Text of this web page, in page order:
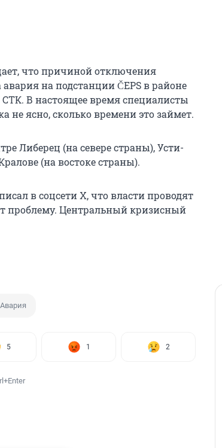
что причиной отключения
на подстанции ČEPS в районе
СТК. В настоящее время специалисты
не ясно, сколько времени это займет.
Либерец (на севере страны), Усти-
(на востоке страны).
в соцсети X, что власти проводят
проблему. Центральный кризисный
Авария
5 1 2